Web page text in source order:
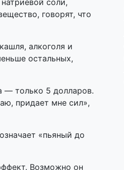
говорят, что
алкоголя и
остальных,
— только 5 долларов.
придает мне сил»,
«пьяный до
Возможно он